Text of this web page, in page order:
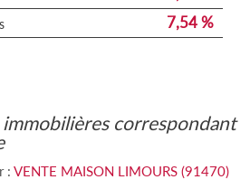
7,54 %
: VENTE MAISON LIMOURS (91470)